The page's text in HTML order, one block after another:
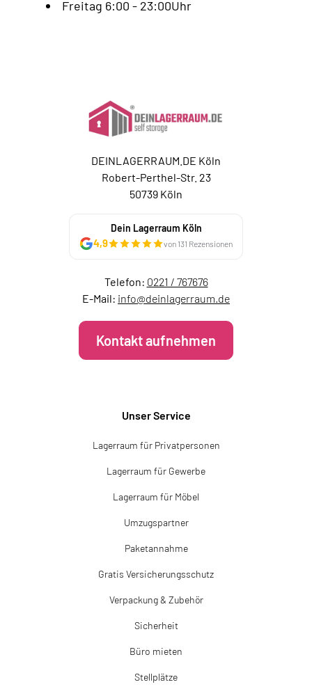
Freitag 6:00 - 23:00Uhr
DEINLAGERRAUM.DE Köln
Robert-Perthel-Str. 23
50739 Köln
Dein Lagerraum Köln
4,9 von 131 Rezensionen
Telefon: 0221 / 767676
E-Mail: info@deinlagerraum.de
Kontakt aufnehmen
Unser Service
Lagerraum für Privatpersonen
Lagerraum für Gewerbe
Lagerraum für Möbel
Umzugspartner
Paketannahme
Gratis Versicherungsschutz
Verpackung & Zubehör
Sicherheit
Büro mieten
Stellplätze